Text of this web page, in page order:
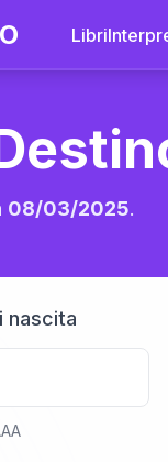
Libri
08/03/2025.
nascita